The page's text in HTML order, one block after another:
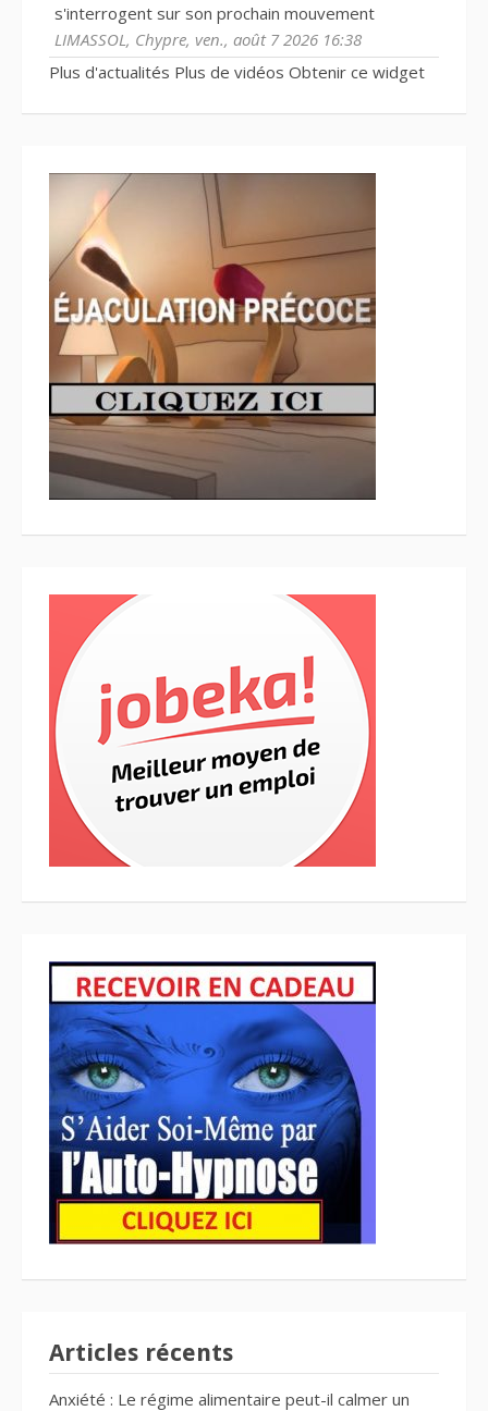
s'interrogent sur son prochain mouvement
LIMASSOL, Chypre, ven., août 7 2026 16:38
Plus d'actualités Plus de vidéos Obtenir ce widget
Articles récents
Anxiété : Le régime alimentaire peut-il calmer un